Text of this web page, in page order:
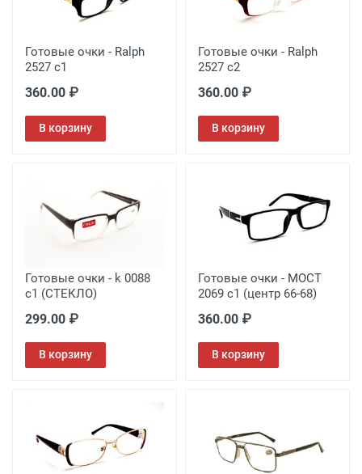
Готовые очки - Ralph
2527 с1
360.00 ₽
В корзину
Готовые очки - Ralph
2527 с2
360.00 ₽
В корзину
Готовые очки - k 0088
c1 (СТЕКЛО)
299.00 ₽
В корзину
Готовые очки - MOCT
2069 c1 (центр 66-68)
360.00 ₽
В корзину